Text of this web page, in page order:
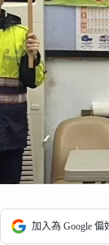
加入為 Google 偏